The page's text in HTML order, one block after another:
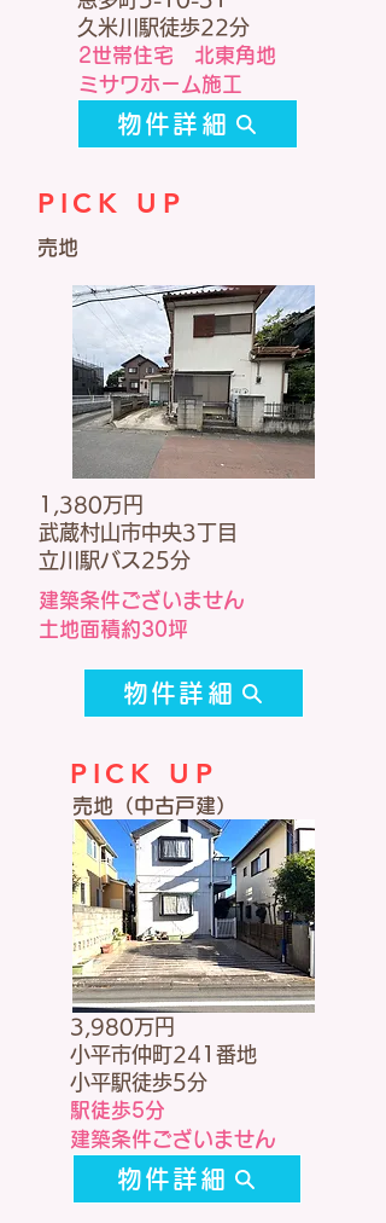
久米川駅徒歩22分
2世帯住宅 北東角地
​ミサワホーム施工
物件詳細
PICK UP
​売地
1,380万円
武蔵村山市中央3丁目
立川駅バス25分
建築条件ございません
土地面積約30坪
物件詳細
PICK UP
売地（中古戸建）
3,980万円
小平市仲町241番地
小平駅徒歩5分
駅徒歩5分
建築条件ございません
物件詳細